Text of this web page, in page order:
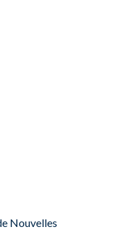
Nouvelles